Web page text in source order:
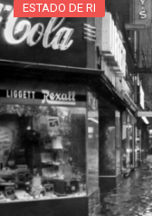
ESTADO DE RI